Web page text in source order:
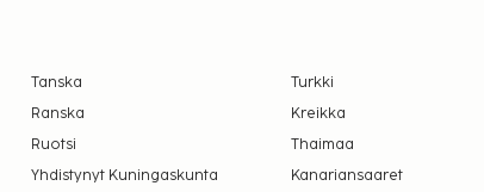
Tanska
Turkki
Ranska
Kreikka
Ruotsi
Thaimaa
Yhdistynyt Kuningaskunta
Kanariansaaret